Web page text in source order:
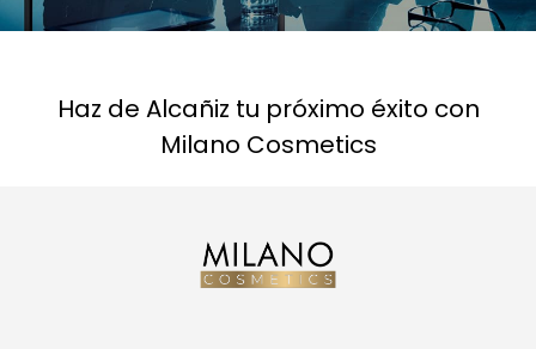
Haz de Alcañiz tu próximo éxito con
Milano Cosmetics